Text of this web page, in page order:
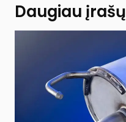
Daugiau įrašų